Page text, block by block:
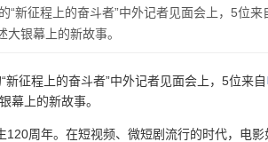
“新征程上的奋斗者”中外记者见面会上，5位
大银幕上的新故事。
新征程上的奋斗者”中外记者见面会上，5位来自
幕上的新故事。
120周年。在短视频、微短剧流行的时代，电